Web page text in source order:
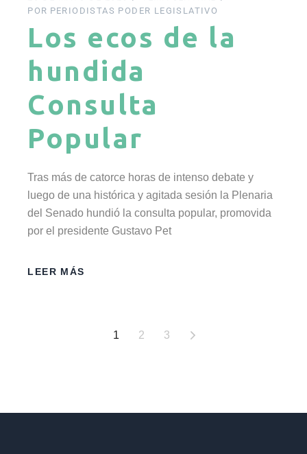
POR PERIODISTAS PODER LEGISLATIVO
Los ecos de la
hundida
Consulta
Popular
Tras más de catorce horas de intenso debate y
luego de una histórica y agitada sesión la Plenaria
del Senado hundió la consulta popular, promovida
por el presidente Gustavo Pet
LEER MÁS
1 2 3